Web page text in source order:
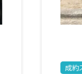
成約スピード